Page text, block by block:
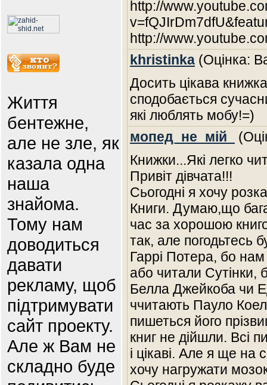
Життя
бентежне,
але не зле, як
казала одна
наша
знайома.
Тому нам
доводиться
давати
рекламу, щоб
підтримувати
сайт проекту.
Але ж Вам не
складно буде
http://
http://
khristinka (Оцінка:
Досить цікава
сподобається
які люблять мобу!=)
мопед_не_мій_
Книжки...Які легко
Привіт дівчата!!!
Сьогодні я хочу
Книги. Думаю,що
час за хорошою
так, але погодьтесь
Гаррі Потера, бо нам
або читали Сутінки,
Белла Джейкоба чи
ччитають Пауло
пишеться його
книг не дійшли. Всі
і цікаві. Але я ще на
хочу нагружати